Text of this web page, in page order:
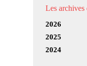
Les archives
2026
2025
2024